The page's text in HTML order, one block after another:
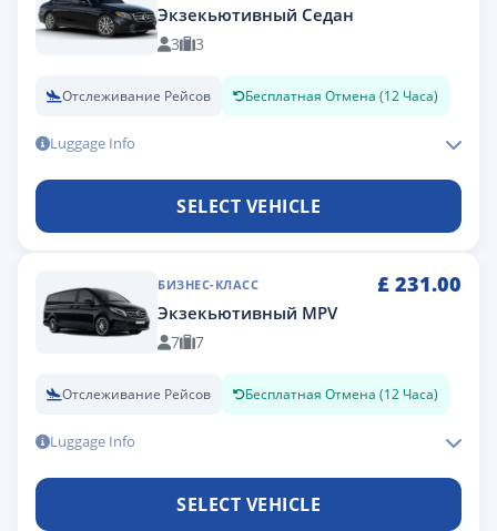
Экзекьютивный Седан
3 3
Отслеживание Рейсов Бесплатная Отмена (12 Часа)
Luggage Info
SELECT VEHICLE
БИЗНЕС-КЛАСС £ 231.00
Экзекьютивный MPV
7 7
Отслеживание Рейсов Бесплатная Отмена (12 Часа)
Luggage Info
SELECT VEHICLE